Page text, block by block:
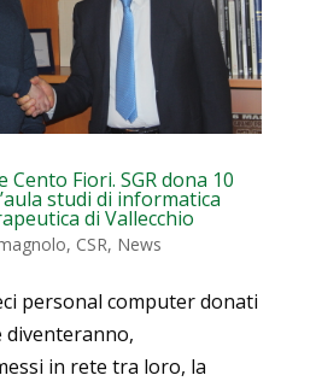
Cento Fiori. SGR dona 10
studi di informatica
di Vallecchio
, CSR, News
personal computer donati
diventeranno,
in rete tra loro, la